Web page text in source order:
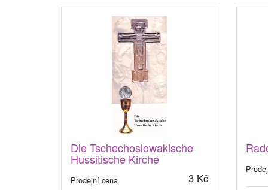
Die Tschechoslowakische
Hussitische Kirche
Prodejní cena 3 Kč